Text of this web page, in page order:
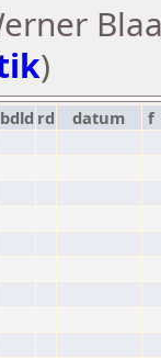
)
bdld rd datum
f